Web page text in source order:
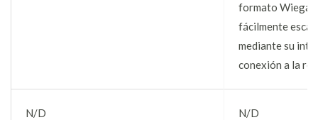
formato
fácilmente
mediante su
conexión a la
N/D N/D